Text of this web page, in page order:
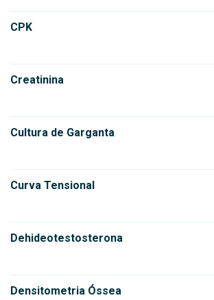
CPK
Creatinina
Cultura de Garganta
Curva Tensional
Dehideotestosterona
Densitometria Óssea